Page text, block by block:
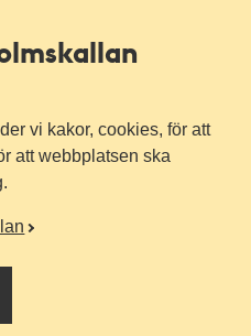
vi kakor, cookies, för att
att webbplatsen ska